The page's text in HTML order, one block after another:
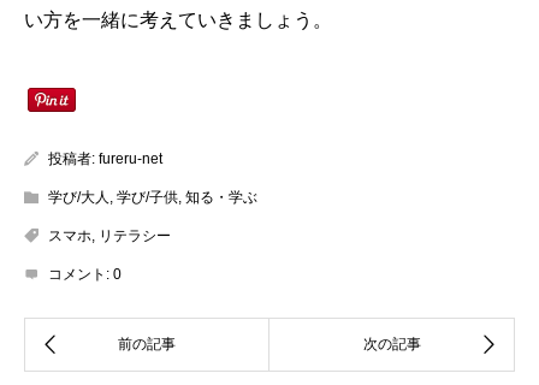
い方を一緒に考えていきましょう。
投稿者: fureru-net
学び/大人 学び/子供 知る・学ぶ
スマホ リテラシー
コメント: 0